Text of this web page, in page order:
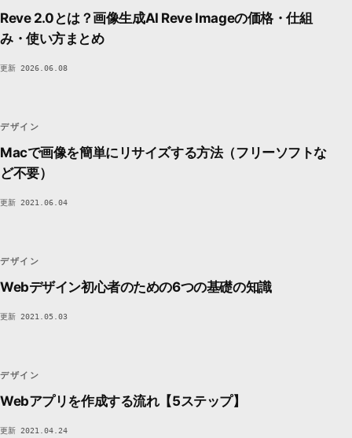
Reve 2.0とは？画像生成AI Reve Imageの価格・仕組
み・使い方まとめ
更新 2026.06.08
デザイン
Macで画像を簡単にリサイズする方法（フリーソフトな
ど不要）
更新 2021.06.04
デザイン
Webデザイン初心者のための6つの基礎の知識
更新 2021.05.03
デザイン
Webアプリを作成する流れ【5ステップ】
更新 2021.04.24